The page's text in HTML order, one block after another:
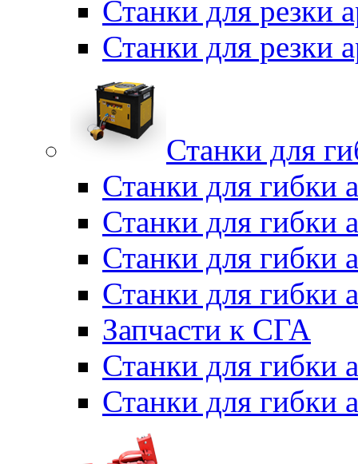
Станки для резки
Станки для резки
Станки для
Станки для гибки
Станки для гибки
Станки для гибки
Станки для гибки
Запчасти к СГА
Станки для гибки
Станки для гибки